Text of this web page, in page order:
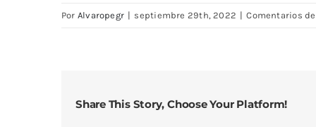
Por Alvaropegr | septiembre 29th, 2022 | Comentarios
Share This Story, Choose Your Platform!